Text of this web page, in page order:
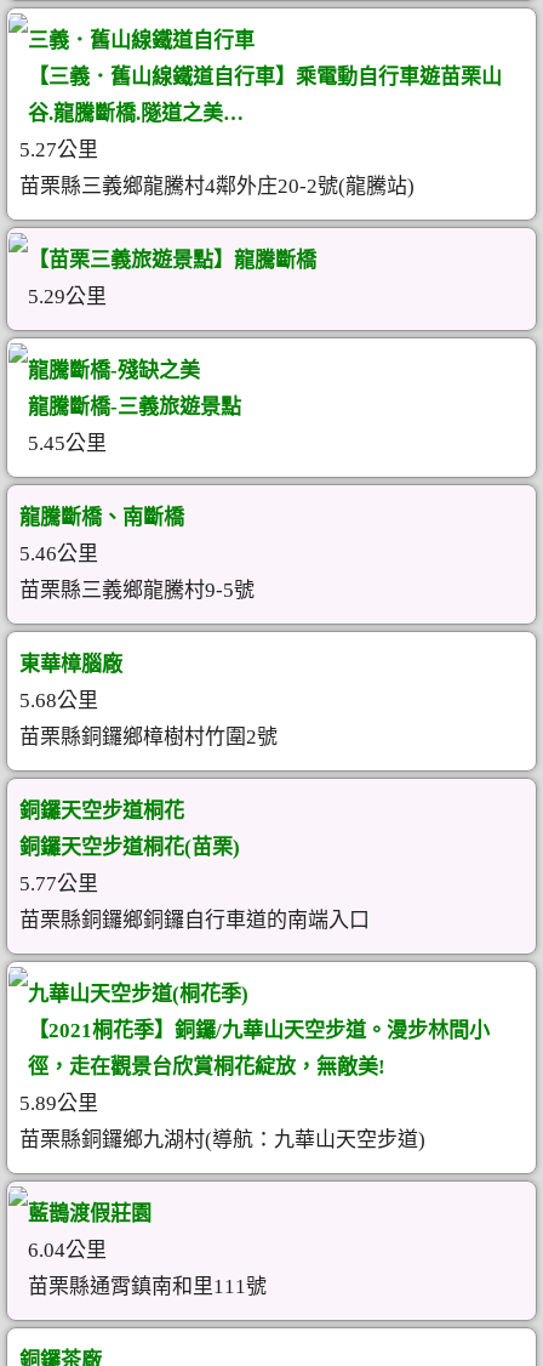
三義．舊山線鐵道自行車
【三義．舊山線鐵道自行車】乘電動自行車遊苗栗山
谷.龍騰斷橋.隧道之美…
5.27公里
苗栗縣三義鄉龍騰村4鄰外庄20-2號(龍騰站)
【苗栗三義旅遊景點】龍騰斷橋
5.29公里
龍騰斷橋-殘缺之美
龍騰斷橋-三義旅遊景點
5.45公里
龍騰斷橋、南斷橋
5.46公里
苗栗縣三義鄉龍騰村9-5號
東華樟腦廠
5.68公里
苗栗縣銅鑼鄉樟樹村竹圍2號
銅鑼天空步道桐花
銅鑼天空步道桐花(苗栗)
5.77公里
苗栗縣銅鑼鄉銅鑼自行車道的南端入口
九華山天空步道(桐花季)
【2021桐花季】銅鑼/九華山天空步道。漫步林間小
徑，走在觀景台欣賞桐花綻放，無敵美!
5.89公里
苗栗縣銅鑼鄉九湖村(導航：九華山天空步道)
藍鵲渡假莊園
6.04公里
苗栗縣通霄鎮南和里111號
銅鑼茶廠